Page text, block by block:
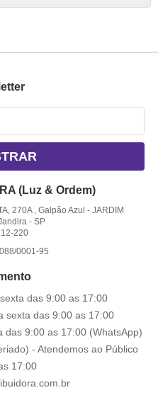
(Luz & Ordem)
270A , Galpão Azul - JARDIM
- SP
220
0001-95
das 9:00 as 17:00
sexta das 9:00 as 17:00
das 9:00 as 17:00 (WhatsApp)
- Atendemos ao Público
17:00